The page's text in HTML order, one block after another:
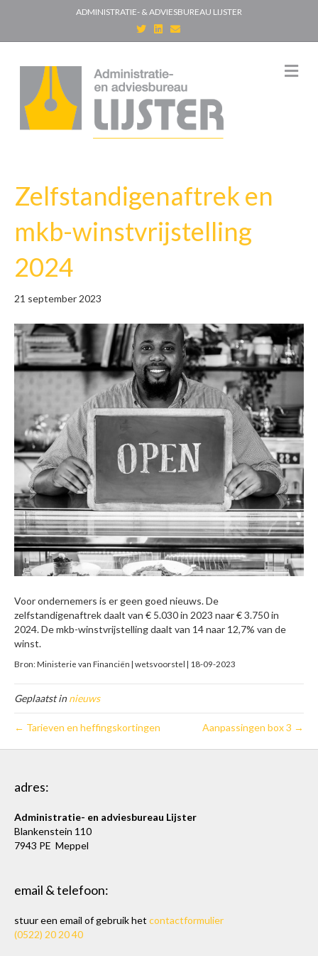
ADMINISTRATIE- & ADVIESBUREAU LIJSTER
T
w
i
e
r
n
d
i
n
E
m
a
M
e
Zelfstandigenaftrek en
mkb-winstvrijstelling
2024
21 september 2023
Voor ondernemers is er geen goed nieuws. De
zelfstandigenaftrek daalt van € 5.030 in 2023 naar € 3.750 in
2024. De mkb-winstvrijstelling daalt van 14 naar 12,7% van de
winst.
Bron: Ministerie van Financiën | wetsvoorstel | 18-09-2023
Geplaatst innieuws
← Tarieven en heffingskortingen Aanpassingen box 3 →
adres:
Administratie- en adviesbureau Lijster
Blankenstein 110
7943 PE Meppel
email & telefoon:
stuur een email of gebruik het contactformulier
(0522) 20 20 40